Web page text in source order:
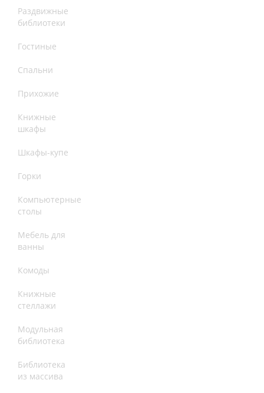
Раздвижные
библиотеки
Гостиные
Спальни
Прихожие
Книжные
шкафы
Шкафы-купе
Горки
Компьютерные
столы
Мебель для
ванны
Комоды
Книжные
стеллажи
Модульная
библиотека
Библиотека
из массива